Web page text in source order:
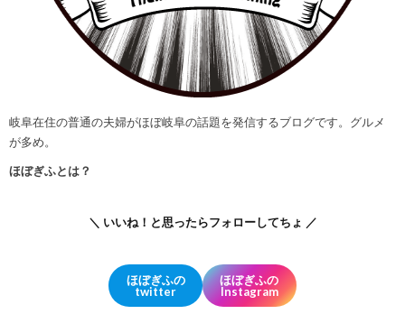
岐阜在住の普通の夫婦がほぼ岐阜の話題を発信するブログです。グルメ
が多め。
ほぼぎふとは？
＼ いいね！と思ったらフォローしてちょ ／
ほぼぎふの
twitter
ほぼぎふの
Instagram